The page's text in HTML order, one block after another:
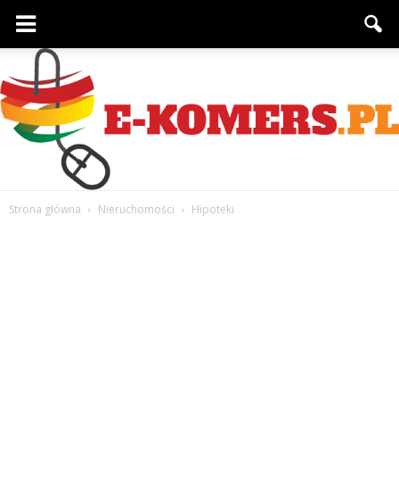
Strona główna Nieruchomości Hipoteki